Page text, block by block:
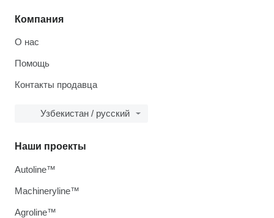
Компания
О нас
Помощь
Контакты продавца
Узбекистан / русский
Наши проекты
Autoline™
Machineryline™
Agroline™